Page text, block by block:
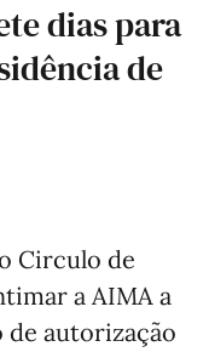
dias para
de
Circulo de
a AIMA a
de autorização